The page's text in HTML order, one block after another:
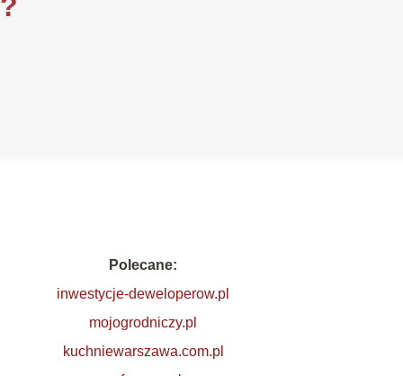
Polecane:
inwestycje-deweloperow.pl
mojogrodniczy.pl
kuchniewarszawa.com.pl